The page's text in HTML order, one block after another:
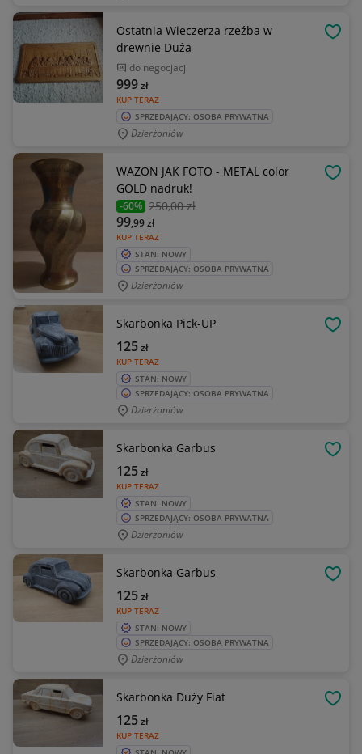
Ostatnia Wieczerza rzeźba w
drewnie Duża
do negocjacji
KUP TERAZ
999zł
SPRZEDAJĄCY: OSOBA PRYWATNA
Dzierżoniów
WAZON JAK FOTO - METAL color
GOLD nadruk!
-60% 250,00 zł
KUP TERAZ
99,99zł
STAN: NOWY
SPRZEDAJĄCY: OSOBA PRYWATNA
Dzierżoniów
Skarbonka Pick-UP
KUP TERAZ
125zł
STAN: NOWY
SPRZEDAJĄCY: OSOBA PRYWATNA
Dzierżoniów
Skarbonka Garbus
KUP TERAZ
125zł
STAN: NOWY
SPRZEDAJĄCY: OSOBA PRYWATNA
Dzierżoniów
Skarbonka Garbus
KUP TERAZ
125zł
STAN: NOWY
SPRZEDAJĄCY: OSOBA PRYWATNA
Dzierżoniów
Skarbonka Duży Fiat
KUP TERAZ
125zł